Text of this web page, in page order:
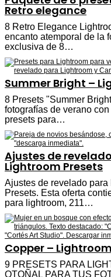
Retro elegance
8 Retro Elegance
encanto atemporal de la
exclusiva de 8…
Summer Bright –
8 Presets "Summer
fotografías de verano
presets para…
Ajustes de
Lightroom Presets
Ajustes de revelado
Presets. Esta oferta
para lightroom, 211…
Copper –
9 PRESETS PARA
OTOÑAL PARA TUS